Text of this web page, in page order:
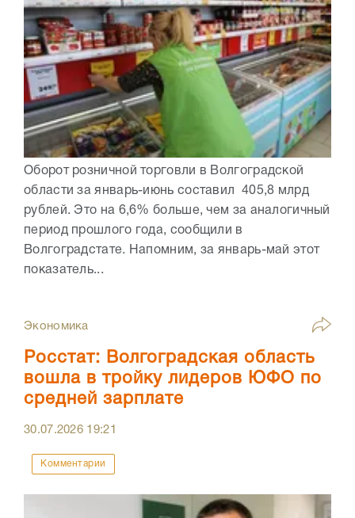
Оборот розничной торговли в Волгоградской
области за январь-июнь составил 405,8 млрд
рублей. Это на 6,6% больше, чем за аналогичный
период прошлого года, сообщили в
Волгоградстате. Напомним, за январь-май этот
показатель...
Экономика
Росстат: Волгоградская область
вошла в тройку лидеров ЮФО по
средней зарплате
30.07.2026 19:21
Комментарии